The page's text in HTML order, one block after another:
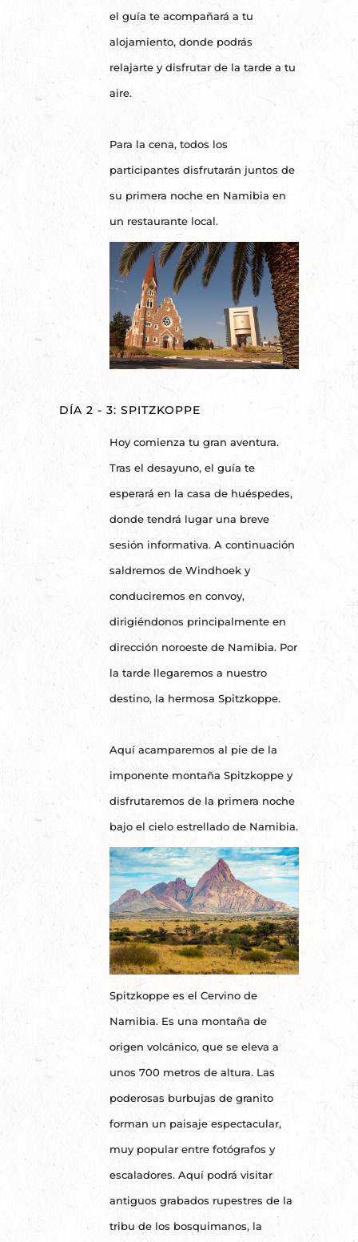
el guía te acompañará a tu
alojamiento, donde podrás
relajarte y disfrutar de la tarde a tu
aire.
Para la cena, todos los
participantes disfrutarán juntos de
su primera noche en Namibia en
un restaurante local.
DÍA 2 - 3: SPITZKOPPE
Hoy comienza tu gran aventura.
Tras el desayuno, el guía te
esperará en la casa de huéspedes,
donde tendrá lugar una breve
sesión informativa. A continuación
saldremos de Windhoek y
conduciremos en convoy,
dirigiéndonos principalmente en
dirección noroeste de Namibia. Por
la tarde llegaremos a nuestro
destino, la hermosa Spitzkoppe.
Aquí acamparemos al pie de la
imponente montaña Spitzkoppe y
disfrutaremos de la primera noche
bajo el cielo estrellado de Namibia.
Spitzkoppe es el Cervino de
Namibia. Es una montaña de
origen volcánico, que se eleva a
unos 700 metros de altura. Las
poderosas burbujas de granito
forman un paisaje espectacular,
muy popular entre fotógrafos y
escaladores. Aquí podrá visitar
antiguos grabados rupestres de la
tribu de los bosquimanos, la